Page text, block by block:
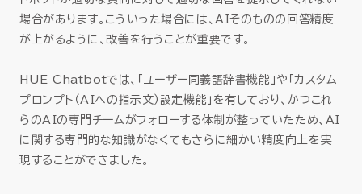
場合があります。こういった場合には、AIそのものの回答精度
が上がるように、改善を行うことが重要です。
HUE Chatbotでは、「ユーザー同義語辞書機能」や「カスタム
プロンプト（AIへの指示文）設定機能」を有しており、かつこれ
らのAIの専門チームがフォローする体制が整っていたため、AI
に関する専門的な知識がなくてもさらに細かい精度向上を実
現することができました。